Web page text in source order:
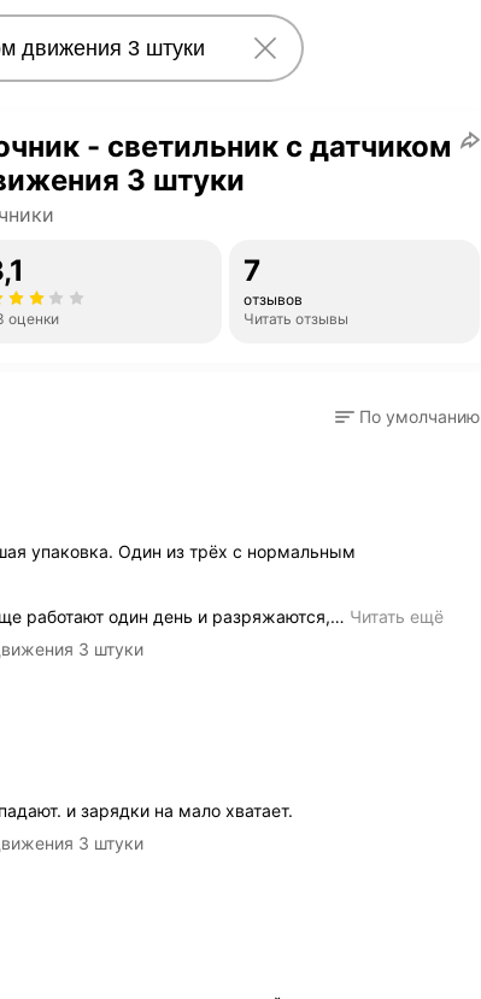
- светильник с датчиком
3 штуки
оценки
7
отзывов
Читать отзывы
По умолчанию
упаковка. Один из трёх с нормальным
работают один день и разряжаются,… Читать ещё
3 штуки
и зарядки на мало хватает.
3 штуки